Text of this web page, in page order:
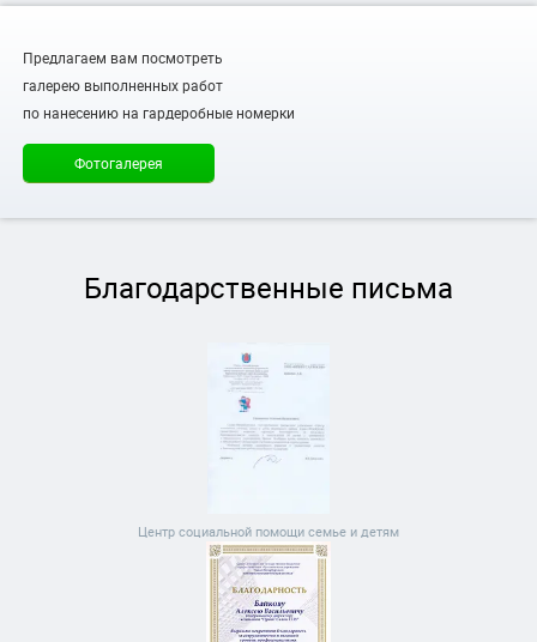
Предлагаем вам посмотреть
галерею выполненных работ
по нанесению на гардеробные номерки
Фотогалерея
Благодарственные письма
Центр социальной помощи семье и детям